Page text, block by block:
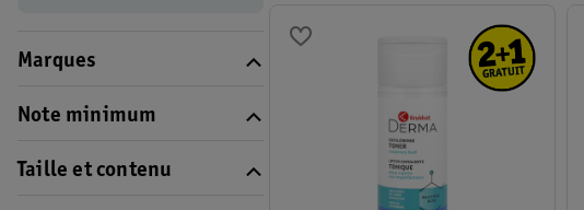
Marques
Note minimum
Taille et contenu